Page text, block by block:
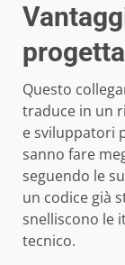
Questo
traduce in un
e sviluppatori
sanno fare
seguendo le
un codice già
snelliscono le
tecnico.